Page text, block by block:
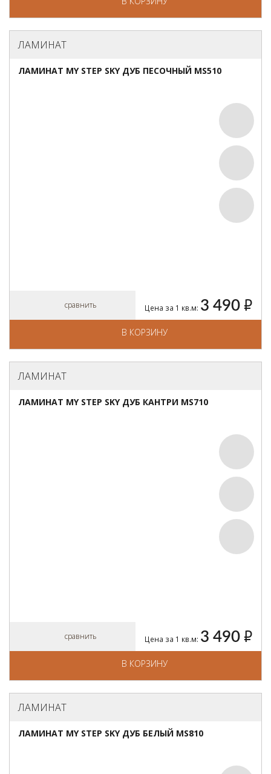
ЛАМИНАТ
ЛАМИНАТ MY STEP SKY ДУБ ПЕСОЧНЫЙ MS510
сравнить Цена за 1 кв.м: 3 490 руб.
В КОРЗИНУ
ЛАМИНАТ
ЛАМИНАТ MY STEP SKY ДУБ КАНТРИ MS710
сравнить Цена за 1 кв.м: 3 490 руб.
В КОРЗИНУ
ЛАМИНАТ
ЛАМИНАТ MY STEP SKY ДУБ БЕЛЫЙ MS810